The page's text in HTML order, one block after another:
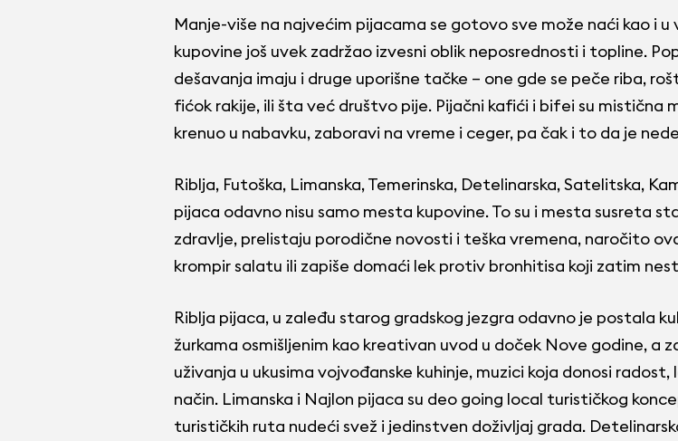
Manje-više na najvećim pijacama se gotovo sve može naći kao i
kupovine još uvek zadržao izvesni oblik neposrednosti i topline.
dešavanja imaju i druge uporišne tačke – one gde se peče riba,
fićok rakije, ili šta već društvo pije. Pijačni kafići i bifei su mistična
krenuo u nabavku, zaboravi na vreme i ceger, pa čak i to da je
Riblja, Futoška, Limanska, Temerinska, Detelinarska, Satelitska,
pijaca odavno nisu samo mesta kupovine. To su i mesta susreta
zdravlje, prelistaju porodične novosti i teška vremena, naročito
krompir salatu ili zapiše domaći lek protiv bronhitisa koji zatim
Riblja pijaca, u zaleđu starog gradskog jezgra odavno je postala
žurkama osmišljenim kao kreativan uvod u doček Nove godine, a
uživanja u ukusima vojvođanske kuhinje, muzici koja donosi
način. Limanska i Najlon pijaca su deo going local turističkog
turističkih ruta nudeći svež i jedinstven doživljaj grada.